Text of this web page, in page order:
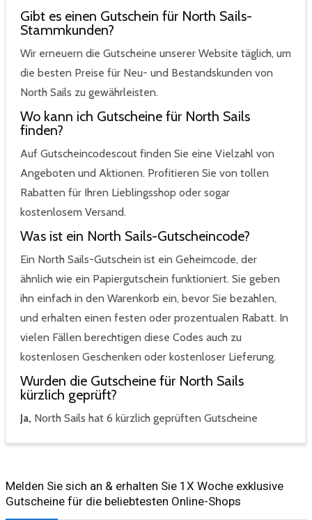
Gibt es einen Gutschein für North Sails-
Stammkunden?
Wir erneuern die Gutscheine unserer Website täglich, um
die besten Preise für Neu- und Bestandskunden von
North Sails zu gewährleisten.
Wo kann ich Gutscheine für North Sails
finden?
Auf Gutscheincodescout finden Sie eine Vielzahl von
Angeboten und Aktionen. Profitieren Sie von tollen
Rabatten für Ihren Lieblingsshop oder sogar
kostenlosem Versand.
Was ist ein North Sails-Gutscheincode?
Ein North Sails-Gutschein ist ein Geheimcode, der
ähnlich wie ein Papiergutschein funktioniert. Sie geben
ihn einfach in den Warenkorb ein, bevor Sie bezahlen,
und erhalten einen festen oder prozentualen Rabatt. In
vielen Fällen berechtigen diese Codes auch zu
kostenlosen Geschenken oder kostenloser Lieferung.
Wurden die Gutscheine für North Sails
kürzlich geprüft?
Ja, North Sails hat 6 kürzlich geprüften Gutscheine
Melden Sie sich an & erhalten Sie 1X Woche exklusive
Gutscheine für die beliebtesten Online-Shops​